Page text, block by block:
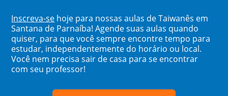
Inscreva-se hoje para nossas aulas de Taiwanês em
Santana de Parnaíba! Agende suas aulas quando
quiser, para que você sempre encontre tempo para
estudar, independentemente do horário ou local.
Você nem precisa sair de casa para se encontrar
com seu professor!